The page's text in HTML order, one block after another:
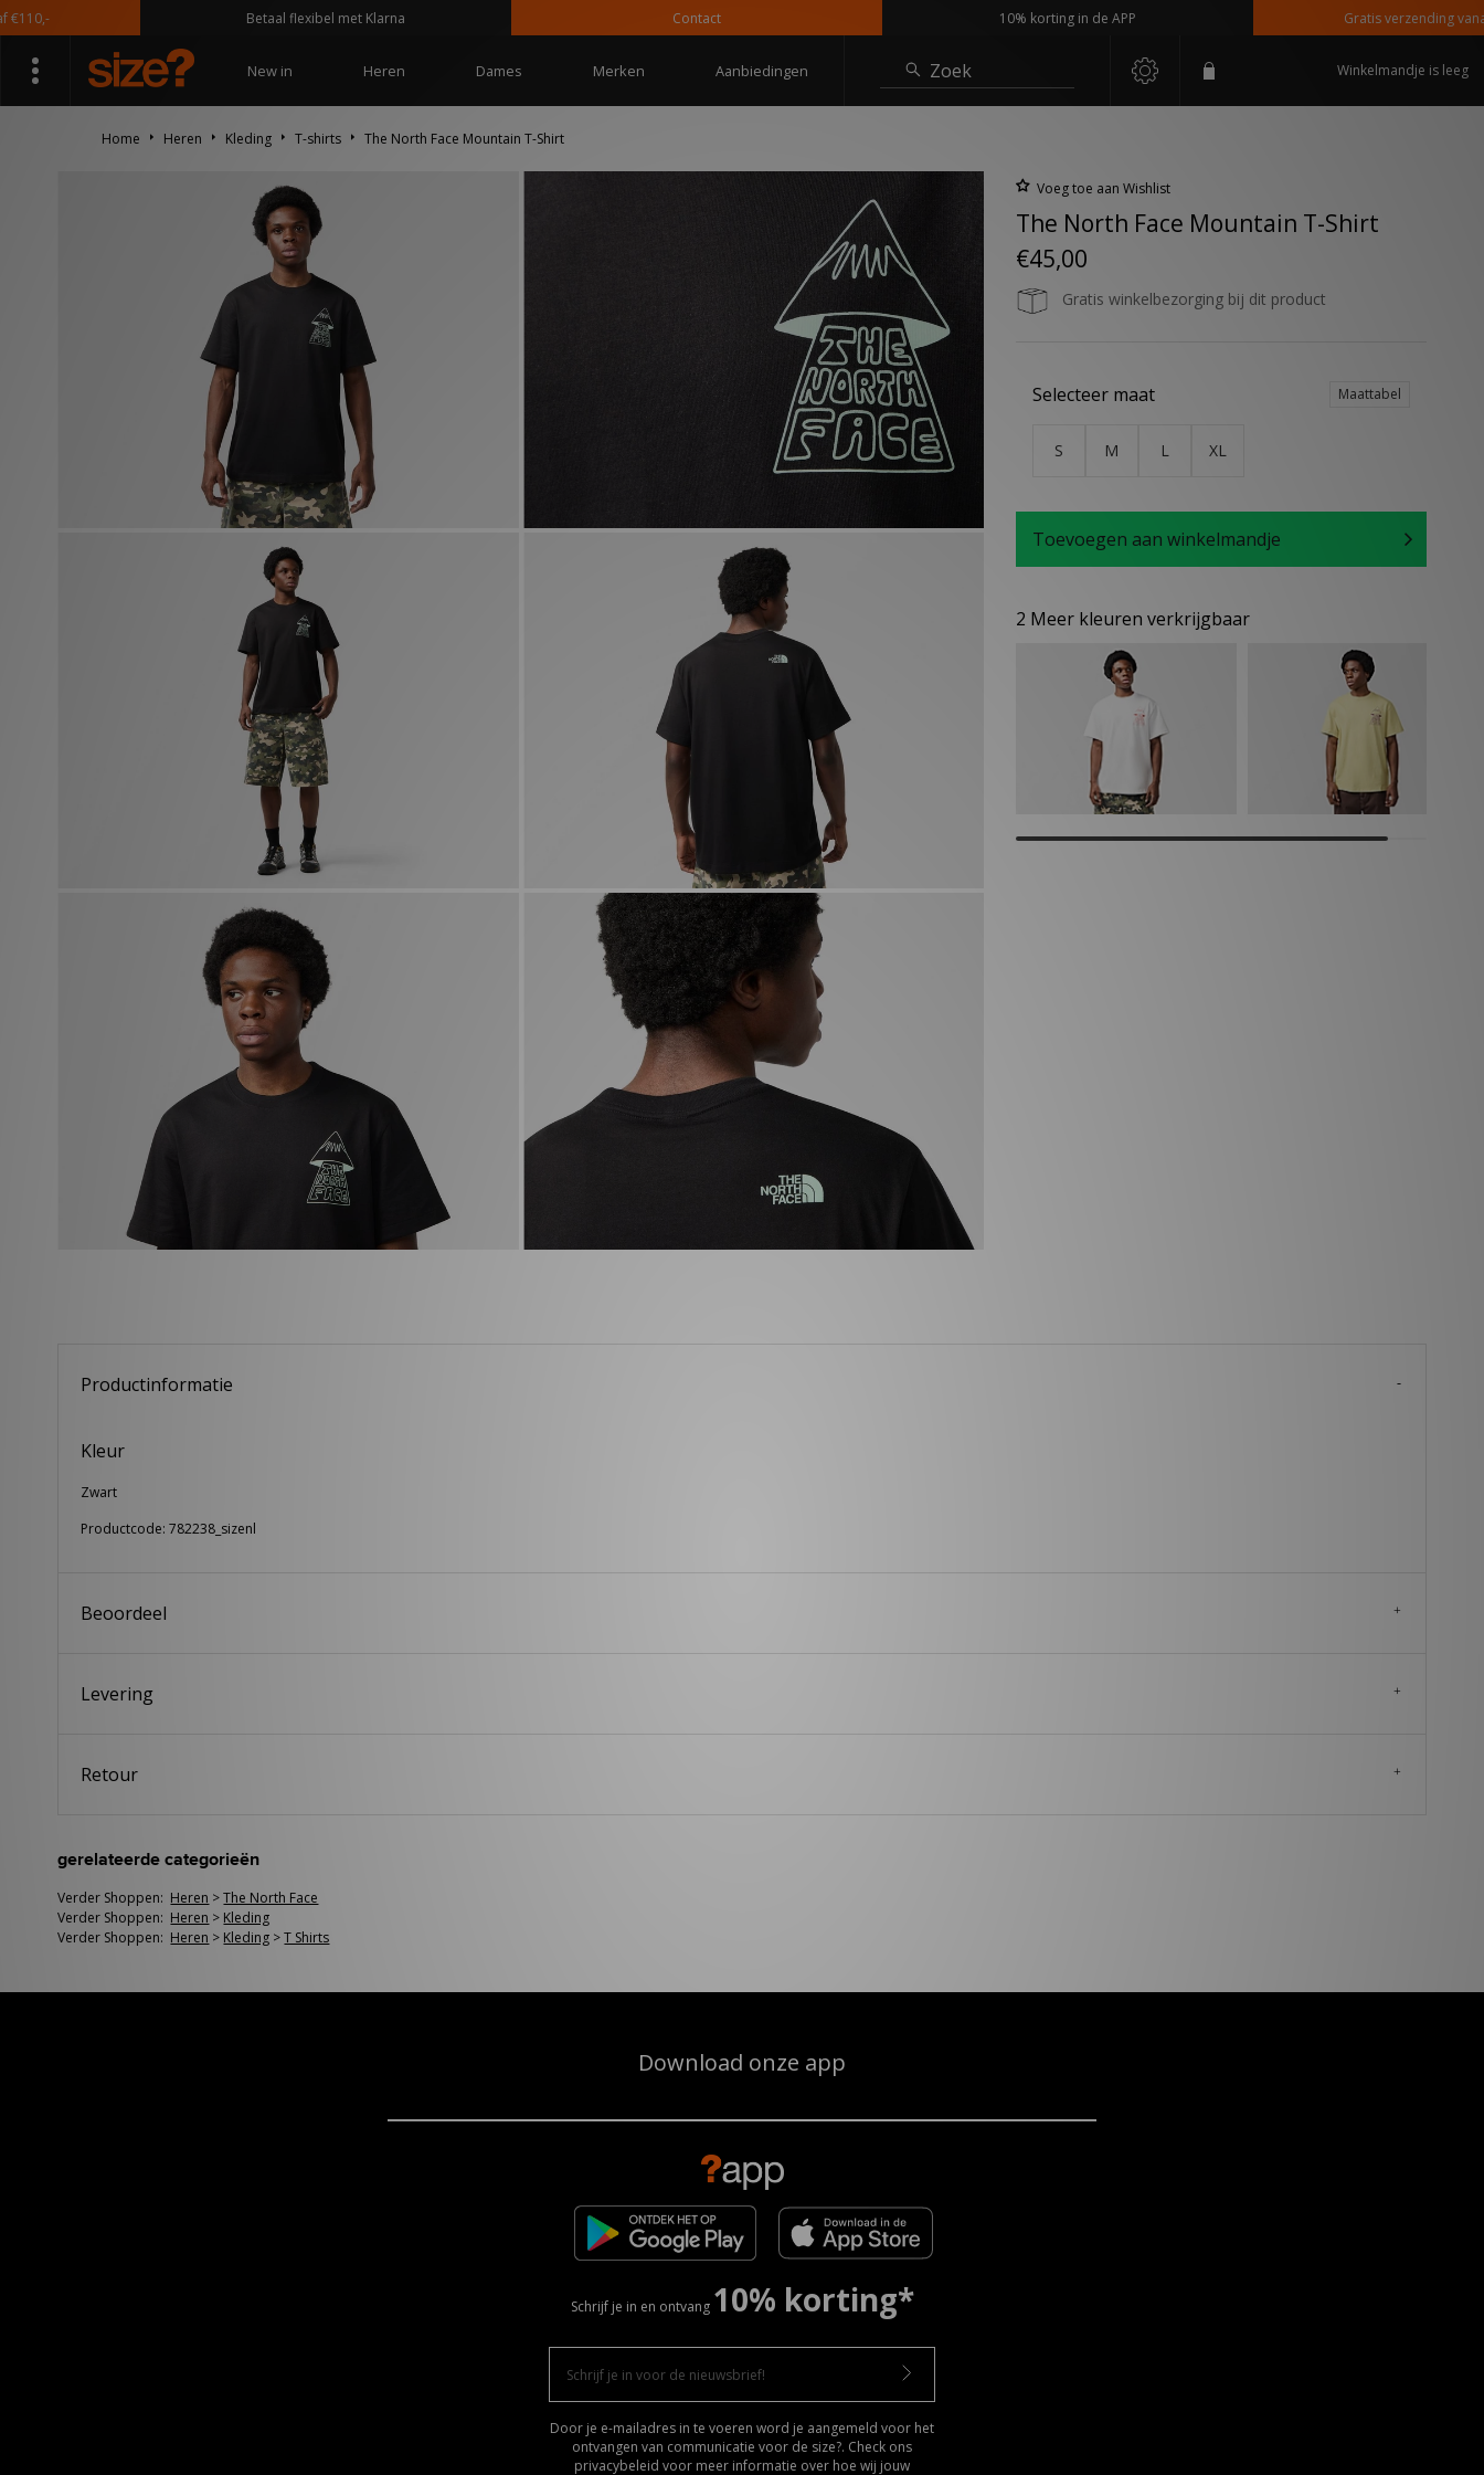
Betaal flexibel met Klarna Contact 10% korting in de APP Gratis verzending vanaf
New in Heren Dames Merken Aanbiedingen Zoek Winkelmandje is leeg
Home Heren Kleding T-shirts The North Face Mountain T-Shirt
Voeg toe aan Wishlist
The North Face Mountain T-Shirt
€45,00
Gratis winkelbezorging bij dit product
Selecteer maat Maattabel
S M L XL
Toevoegen aan winkelmandje
2 Meer kleuren verkrijgbaar
Productinformatie
Kleur
Zwart
Productcode: 782238_sizenl
Beoordeel
Levering
Retour
gerelateerde categorieën
Verder Shoppen: Heren >The North Face
Verder Shoppen: Heren > Kleding
Verder Shoppen: Heren > Kleding >T Shirts
Download onze app
Schrijf je in en ontvang 10% korting*
Door je e-mailadres in te voeren word je aangemeld voor het
ontvangen van communicatie voor de size?. Check ons
privacybeleid voor meer informatie over hoe wij jouw